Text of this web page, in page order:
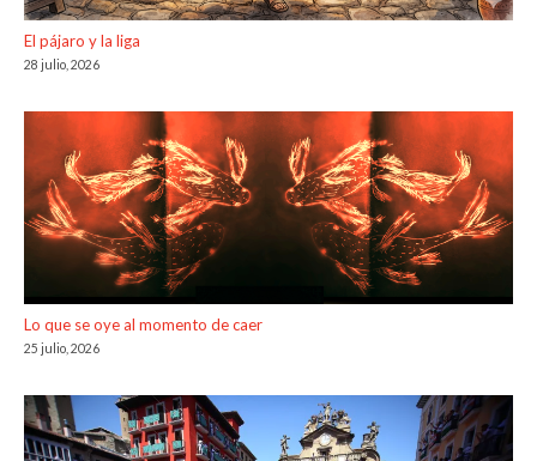
El pájaro y la liga
28 julio, 2026
Lo que se oye al momento de caer
25 julio, 2026